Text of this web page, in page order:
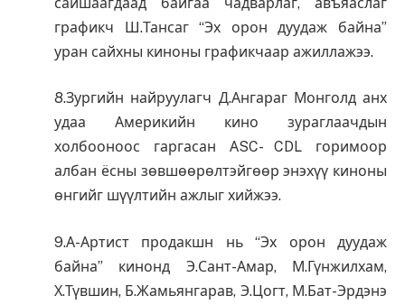
графикч Ш.Тансаг “Эх орон дуудаж байна”
уран сайхны киноны графикчаар ажиллажээ.
8.Зургийн найруулагч Д.Ангараг Монголд анх
удаа Америкийн кино зураглаачдын
холбооноос гаргасан АSC- CDL горимоор
албан ёсны зөвшөөрөлтэйгөөр энэхүү киноны
өнгийг шүүлтийн ажлыг хийжээ.
9.А-Артист продакшн нь “Эх орон дуудаж
байна” кинонд Э.Сант-Амар, М.Гүнжилхам,
Х.Түвшин, Б.Жамьянгарав, Э.Цогт, М.Бат-Эрдэнэ